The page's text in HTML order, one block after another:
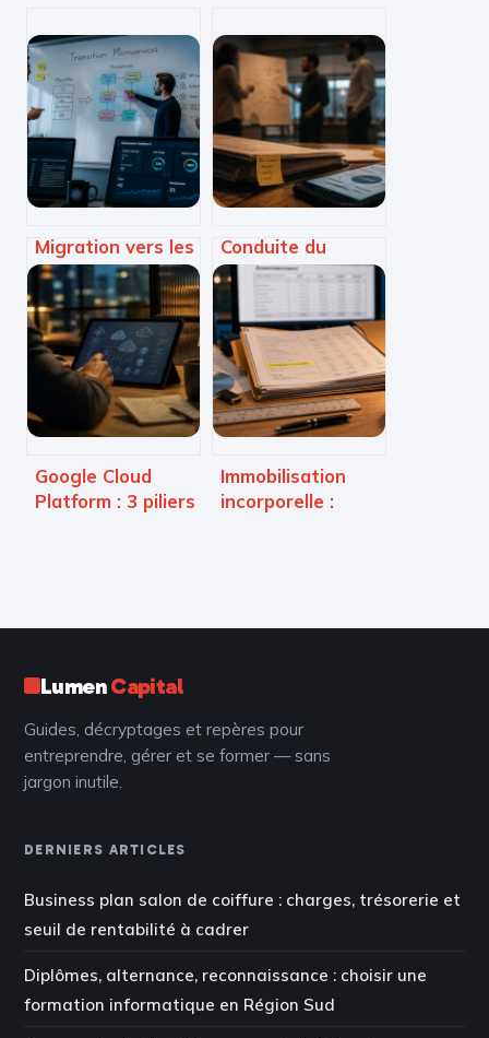
Migration vers les
microservices : les
critères pour
choisir une
agence experte
et garantir votre
réussite
Conduite du
changement : 3
leviers
psychologiques
pour transformer
les résistances en
adhésion
Google Cloud
Platform : 3 piliers
Immobilisation
incorporelle :
LumenCapital
Guides, décryptages et repères pour
entreprendre, gérer et se former — sans
jargon inutile.
DERNIERS ARTICLES
Business plan salon de coiffure : charges, trésorerie et
seuil de rentabilité à cadrer
Diplômes, alternance, reconnaissance : choisir une
formation informatique en Région Sud